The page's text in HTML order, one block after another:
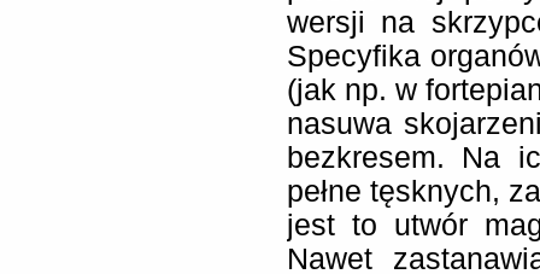
wersji na
Specyfika
(jak np. w
nasuwa
bezkresem. Na
pełne tęsknych,
jest to utwór
Nawet